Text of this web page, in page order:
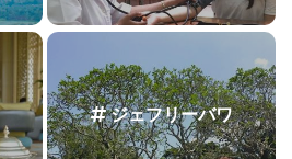
ジェフリーバワ